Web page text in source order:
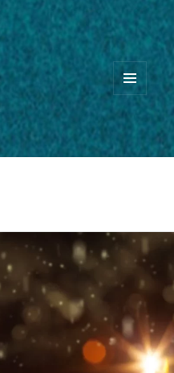
MENU
ET
WIDGETS